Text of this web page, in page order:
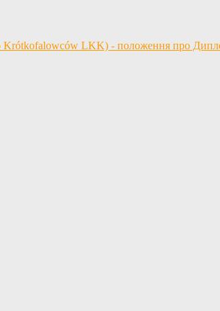
Krótkofalowców LKK) - положення про